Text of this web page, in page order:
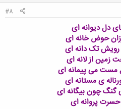
#8
دل دیوانه ای
حوض خانه ای
رویش تک دانه ای
زمین از لانه ای
مست می پیمانه ای
ی مستانه ای
گنگ چون بیگانه ای
پروانه ای